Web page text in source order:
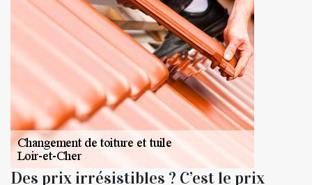
Des prix irrésistibles ? C’est le prix